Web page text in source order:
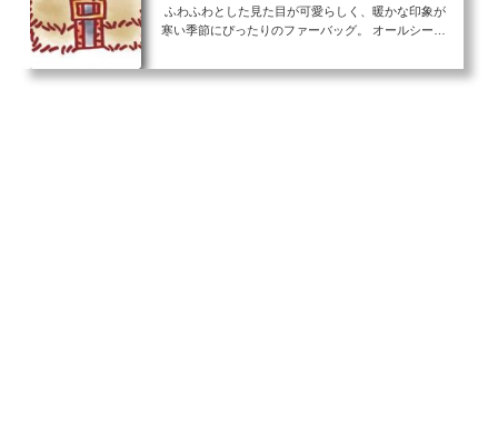
ふわふわとした見た目が可愛らしく、暖かな印象が
寒い季節にぴったりのファーバッグ。 オールシーズ
られた時期にしか使うことができないアイテムだから